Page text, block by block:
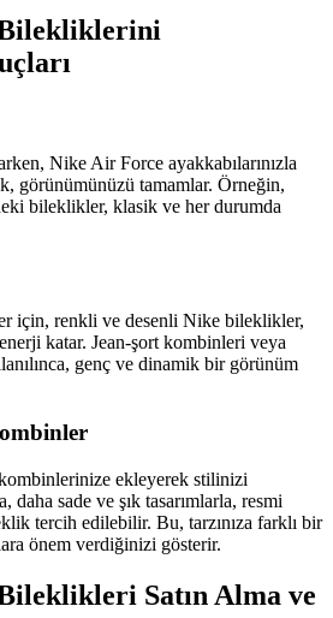
Nike Air Force ayakkabılarınızla
görünümünüzü tamamlar. Örneğin,
bileklikler, klasik ve her durumda
için, renkli ve desenli Nike bileklikler,
katar. Jean-şort kombinleri veya
genç ve dinamik bir görünüm
ekleyerek stilinizi
daha sade ve şık tasarımlarla, resmi
tercih edilebilir. Bu, tarzınıza farklı bir
önem verdiğinizi gösterir.
Satın Alma ve